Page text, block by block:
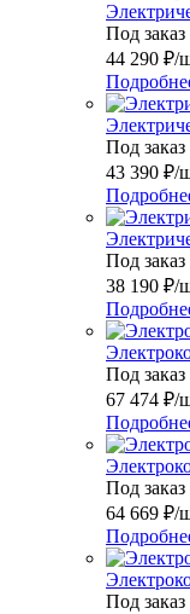
Под заказ
44 290 ₽/
Под заказ
43 390 ₽/
Под заказ
38 190 ₽/
Под заказ
67 474 ₽/
Под заказ
64 669 ₽/
Под заказ